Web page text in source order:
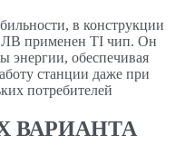
в конструкции
применен TI чип. Он
энергии, обеспечивая
станции даже при
потребителей
ВАРИАНТА